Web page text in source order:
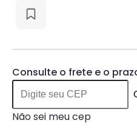
Curta
quantidade
Consulte o frete e o
Não sei meu cep